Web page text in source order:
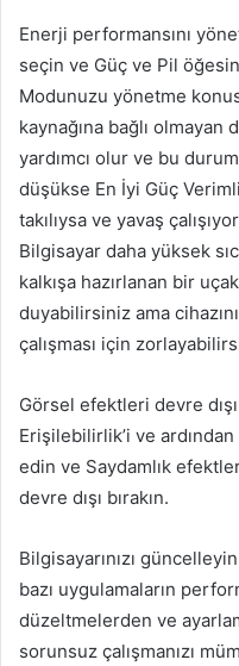
Enerji performansını
seçin ve Güç ve Pil
Modunuzu yönetme
kaynağına bağlı olmayan
yardımcı olur ve bu
düşükse En İyi Güç
takılıysa ve yavaş
Bilgisayar daha yüksek
kalkışa hazırlanan bir
duyabilirsiniz ama
çalışması için
Görsel efektleri devre dışı
Erişilebilirlik’i ve
edin ve Saydamlık
devre dışı bırakın.
Bilgisayarınızı
bazı uygulamaların
düzeltmelerden ve
sorunsuz çalışmanızı